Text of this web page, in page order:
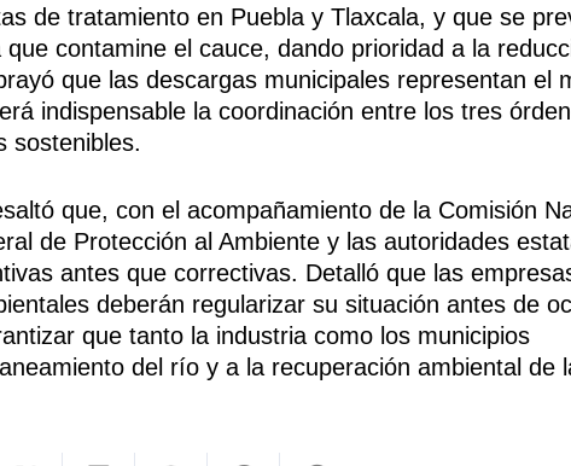
de tratamiento en Puebla y Tlaxcala, y que se
contamine el cauce, dando prioridad a la
que las descargas municipales representan el
indispensable la coordinación entre los tres
sostenibles.
que, con el acompañamiento de la Comisión
de Protección al Ambiente y las autoridades
antes que correctivas. Detalló que las
deberán regularizar su situación antes de
que tanto la industria como los municipios
del río y a la recuperación ambiental de